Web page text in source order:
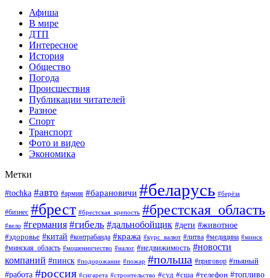
Афиша
В мире
ДТП
Интересное
История
Общество
Погода
Происшествия
Публикации читателей
Разное
Спорт
Транспорт
Фото и видео
Экономика
Метки
#tochka #авто #армия #барановичи #беларусь #берёза
#бизнес #брест #брестская_крепость #брестская_область
#вело #германия #гибель #дальнобойщик #дети #животное
#здоровье #китай #контрабанда #кража #курс_валют #литва #медицина #минск
#минская_область #мошенничество #налог #недвижимость #новости
компаний #пинск #подорожание #пожар #польша #приговор #пьяный
#работа #россия #сигарета #строительство #суд #сша #телефон #топливо